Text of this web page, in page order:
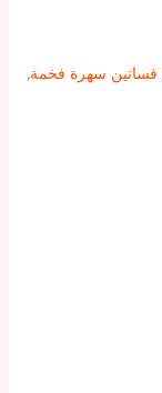
فساتين سهرة فخمة,